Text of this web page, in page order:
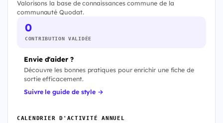
Valorisons la base de connaissances commune de la
communauté Quodat.
0
CONTRIBUTION VALIDÉE
Envie d'aider ?
Découvre les bonnes pratiques pour enrichir une fiche de
sortie efficacement.
Suivre le guide de style →
CALENDRIER D'ACTIVITÉ ANNUEL